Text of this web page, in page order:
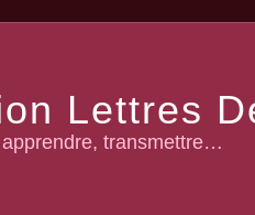
Lettres
transmettre…